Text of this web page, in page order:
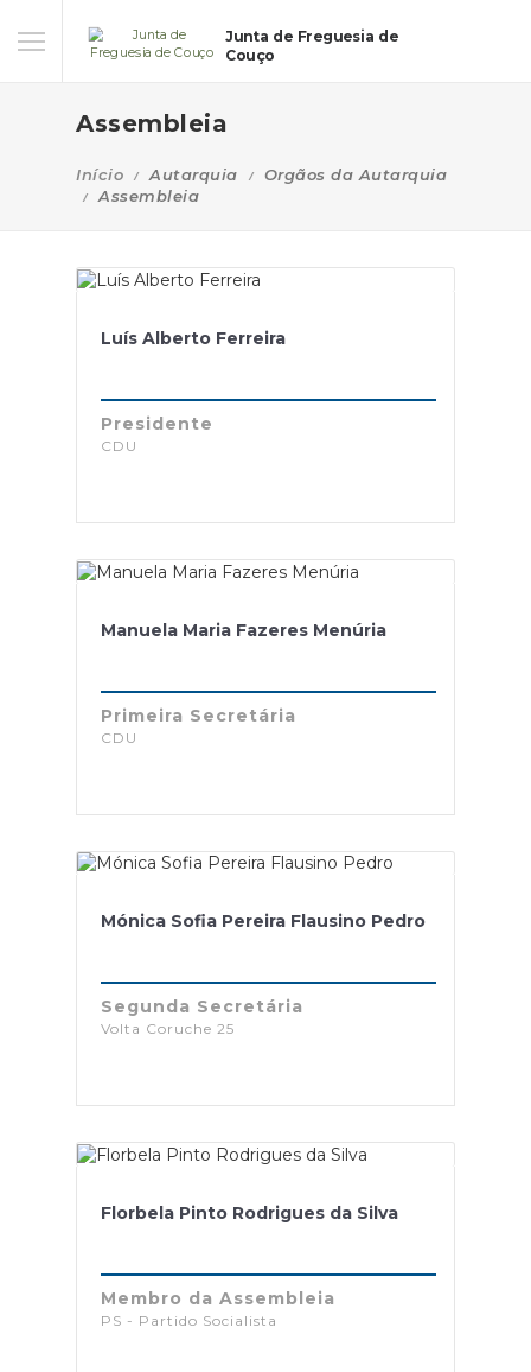
Junta de Freguesia de
Couço
Assembleia
Início Autarquia
Orgãos da Autarquia
Assembleia
Luís Alberto Ferreira
Presidente
CDU
Manuela Maria Fazeres Menúria
Primeira Secretária
CDU
Mónica Sofia Pereira Flausino Pedro
Segunda Secretária
Volta Coruche 25
Florbela Pinto Rodrigues da Silva
Membro da Assembleia
PS - Partido Socialista